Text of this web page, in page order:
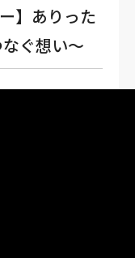
】ありった
ぐ想い〜